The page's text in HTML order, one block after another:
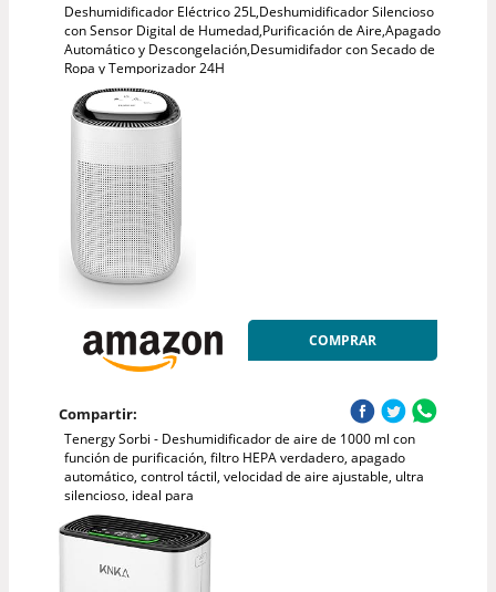
Deshumidificador Eléctrico 25L,Deshumidificador Silencioso
con Sensor Digital de Humedad,Purificación de Aire,Apagado
Automático y Descongelación,Desumidifador con Secado de
Ropa y Temporizador 24H
COMPRAR
Compartir:
Tenergy Sorbi - Deshumidificador de aire de 1000 ml con
función de purificación, filtro HEPA verdadero, apagado
automático, control táctil, velocidad de aire ajustable, ultra
silencioso, ideal para